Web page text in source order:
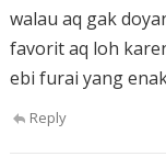
walau aq gak
favorit aq loh
ebi furai yang
Reply